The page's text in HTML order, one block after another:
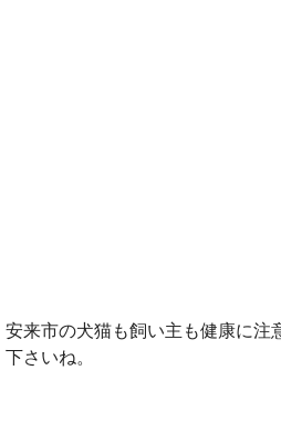
安来市の犬猫も飼い主も健康に注
下さいね。